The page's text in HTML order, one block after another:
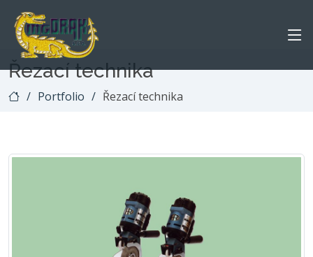
Řezací technika
Portfolio Řezací technika